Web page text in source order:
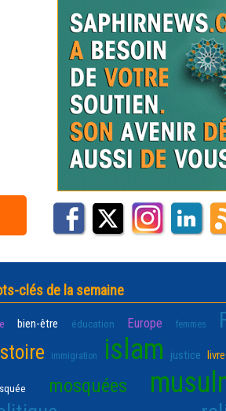
clés de la semaine
bien-être éducation Europe femmes
immigration islam justice
mosquées